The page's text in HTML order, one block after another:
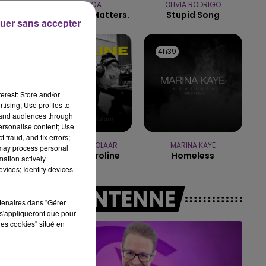
10h00 - 14h00
LE TICKET DE CAISSE
METALLICA
Nothing Else Matters.
OLIVIA RODRIGO
Stupid Song
ZAHO & MC SOLAAR
Comme Caroline
4h39
4h39
MARINA KAYE
Homeless
A L'ANTENNE
Store and/or
Use profiles to
audiences through
content; Use
fraud, and fix errors;
process personal
actively
Identify devices
dans "Gérer
que pour
cookies" situé en
sans accepter